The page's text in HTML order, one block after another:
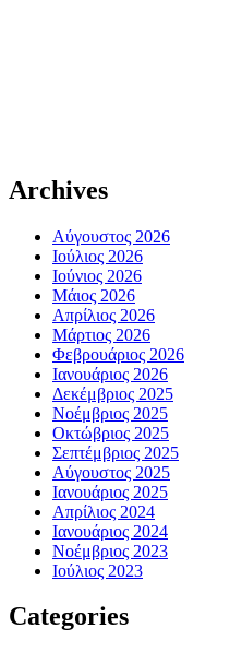
Archives
Αύγουστος 2026
Ιούλιος 2026
Ιούνιος 2026
Μάιος 2026
Απρίλιος 2026
Μάρτιος 2026
Φεβρουάριος 2026
Ιανουάριος 2026
Δεκέμβριος 2025
Νοέμβριος 2025
Οκτώβριος 2025
Σεπτέμβριος 2025
Αύγουστος 2025
Ιανουάριος 2025
Απρίλιος 2024
Ιανουάριος 2024
Νοέμβριος 2023
Ιούλιος 2023
Categories